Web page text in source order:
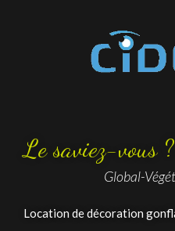
Le saviez-vous ?
Global-
Location de décoration